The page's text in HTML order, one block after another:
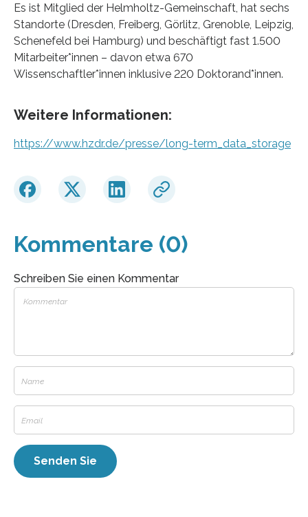
Es ist Mitglied der Helmholtz-Gemeinschaft, hat sechs
Standorte (Dresden, Freiberg, Görlitz, Grenoble, Leipzig,
Schenefeld bei Hamburg) und beschäftigt fast 1.500
Mitarbeiter*innen – davon etwa 670
Wissenschaftler*innen inklusive 220 Doktorand*innen.
Weitere Informationen:
https://www.hzdr.de/presse/long-term_data_storage
Kommentare (0)
Schreiben Sie einen Kommentar